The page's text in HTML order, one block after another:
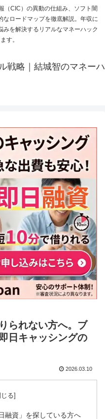
（CIC）の異動の仕組み、ソフト闇
ロードマップを徹底解説。年収に
みを解決するリアルなマネーハック
す。
戦略｜結城智のマネーハ
られない方へ。ブ
日キャッシングの
2026.03.10
融資」を探している方へ